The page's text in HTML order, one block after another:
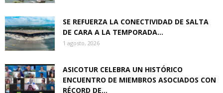
SE REFUERZA LA CONECTIVIDAD DE SALTA
DE CARA A LA TEMPORADA...
1 agosto, 2026
ASICOTUR CELEBRA UN HISTÓRICO
ENCUENTRO DE MIEMBROS ASOCIADOS CON
RÉCORD DE...